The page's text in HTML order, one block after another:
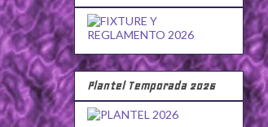
Plantel Temporada 2026